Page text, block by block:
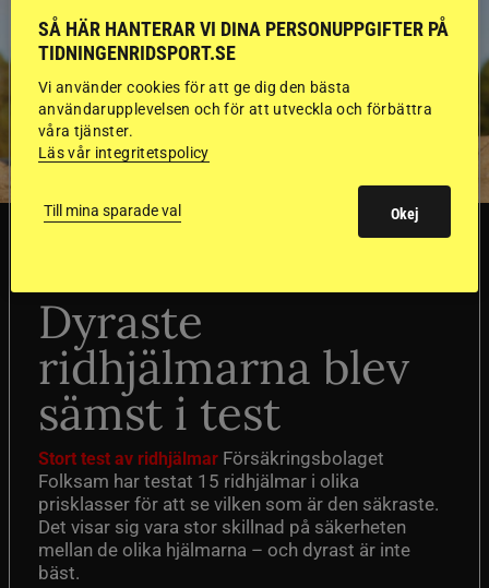
Dyraste
ridhjälmarna blev
sämst i test
Stort test av ridhjälmar Försäkringsbolaget
Folksam har testat 15 ridhjälmar i olika
prisklasser för att se vilken som är den säkraste.
Det visar sig vara stor skillnad på säkerheten
mellan de olika hjälmarna – och dyrast är inte
bäst.
SÅ HÄR HANTERAR VI DINA PERSONUPPGIFTER PÅ
TIDNINGENRIDSPORT.SE
Vi använder cookies för att ge dig den bästa
användarupplevelsen och för att utveckla och förbättra
våra tjänster.
Läs vår integritetspolicy
Till mina sparade val Okej